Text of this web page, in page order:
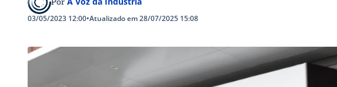
Por
03/05/2023 12:00•Atualizado em 28/07/2025 15:08